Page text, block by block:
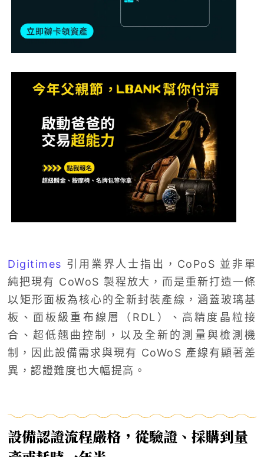
Digitimes 引用業界人士指出，CoPoS 並非單
純把現有 CoWoS 製程放大，而是重新打造一條
以矩形面板為核心的全新封裝產線，涵蓋玻璃基
板、面板級重布線層（RDL）、高精度晶粒接
合、超低翹曲控制，以及全新的測量與檢測機
制，因此設備需求與現有 CoWoS 產線有顯著差
異，認證難度也大幅提高。
設備認證流程嚴格，從驗證、採購到量